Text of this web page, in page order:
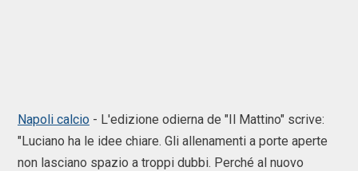
Napoli calcio - L'edizione odierna de "Il Mattino" scrive:
"Luciano ha le idee chiare. Gli allenamenti a porte aperte
non lasciano spazio a troppi dubbi. Perché al nuovo